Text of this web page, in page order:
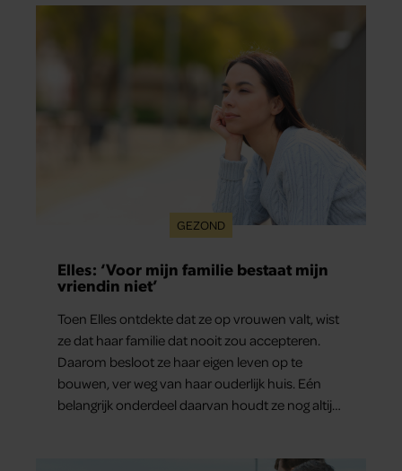
GEZOND
Elles: ‘Voor mijn familie bestaat mijn
vriendin niet’
Toen Elles ontdekte dat ze op vrouwen valt, wist
ze dat haar familie dat nooit zou accepteren.
Daarom besloot ze haar eigen leven op te
bouwen, ver weg van haar ouderlijk huis. Eén
belangrijk onderdeel daarvan houdt ze nog altijd